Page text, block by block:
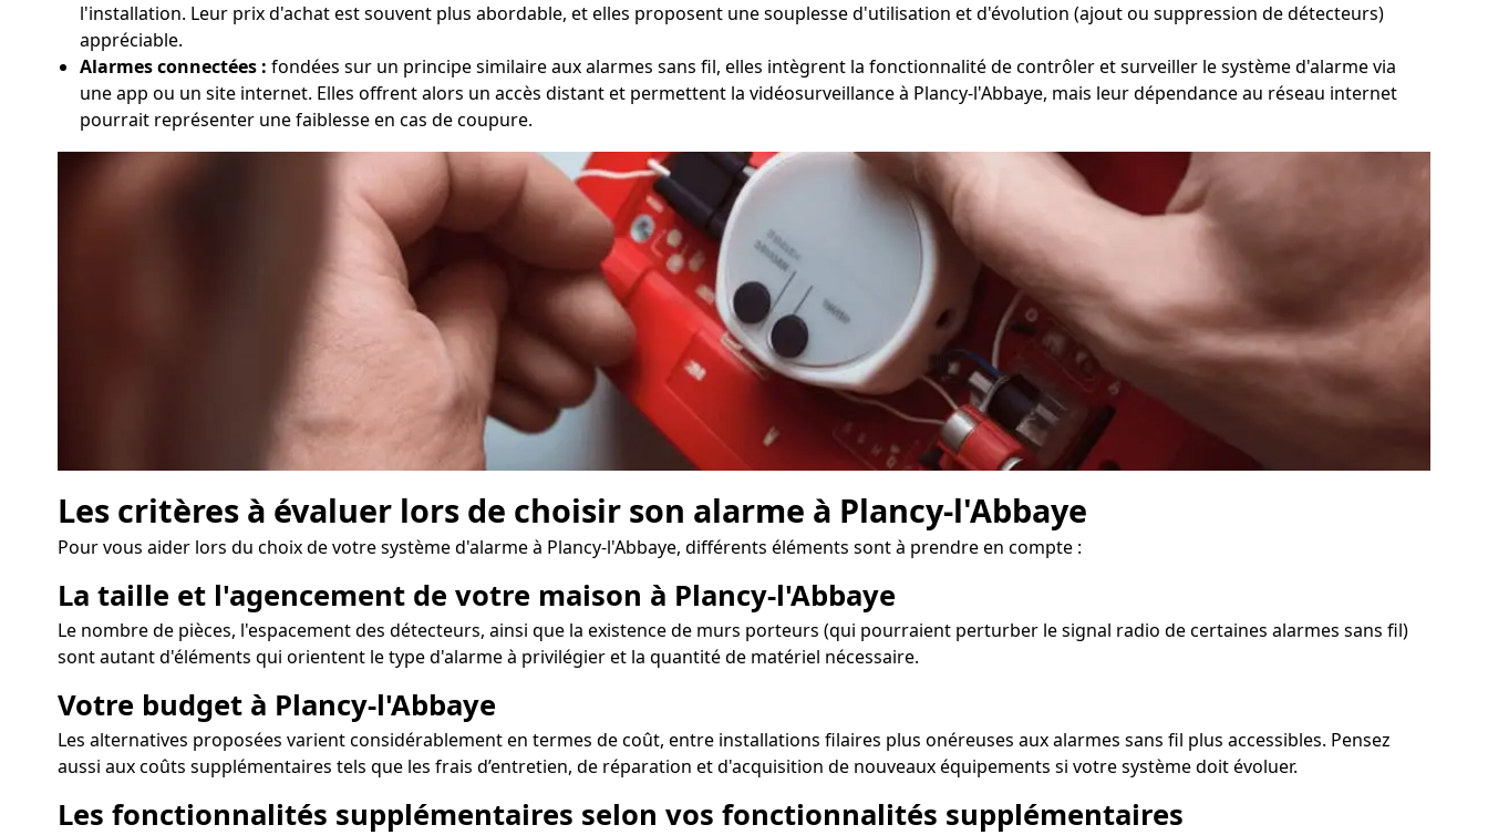
l'installation. Leur prix d'achat est souvent plus abordable, et elles proposent une souplesse d'utilisation et d'évolution (ajout ou suppression de détecteurs)
appréciable.
Alarmes connectées : fondées sur un principe similaire aux alarmes sans fil, elles intègrent la fonctionnalité de contrôler et surveiller le système d'alarme via
une app ou un site internet. Elles offrent alors un accès distant et permettent la vidéosurveillance à Plancy-l'Abbaye, mais leur dépendance au réseau internet
pourrait représenter une faiblesse en cas de coupure.
Les critères à évaluer lors de choisir son alarme à Plancy-l'Abbaye
Pour vous aider lors du choix de votre système d'alarme à Plancy-l'Abbaye, différents éléments sont à prendre en compte :
La taille et l'agencement de votre maison à Plancy-l'Abbaye
Le nombre de pièces, l'espacement des détecteurs, ainsi que la existence de murs porteurs (qui pourraient perturber le signal radio de certaines alarmes sans fil)
sont autant d'éléments qui orientent le type d'alarme à privilégier et la quantité de matériel nécessaire.
Votre budget à Plancy-l'Abbaye
Les alternatives proposées varient considérablement en termes de coût, entre installations filaires plus onéreuses aux alarmes sans fil plus accessibles. Pensez
aussi aux coûts supplémentaires tels que les frais d’entretien, de réparation et d'acquisition de nouveaux équipements si votre système doit évoluer.
Les fonctionnalités supplémentaires selon vos fonctionnalités supplémentaires